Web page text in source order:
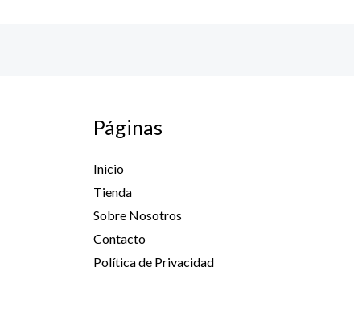
Páginas
Inicio
Tienda
Sobre Nosotros
Contacto
Política de Privacidad